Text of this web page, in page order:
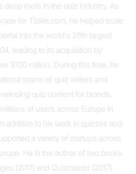
deep roots in the quiz industry. As
for Tickle.com, he helped scale
into the world's 28th largest
leading to its acquisition by
$100 million. During this time, he
teams of quiz writers and
quiz content for brands,
of users across Europe in
addition to his work in quizzes and
a variety of startups across
He is the author of two books
(2011) and Quizmaster (2017) -